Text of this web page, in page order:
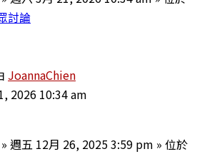
討論
JoannaChien
2026 10:34 am
» 週五 12月 26, 2025 3:59 pm » 位於